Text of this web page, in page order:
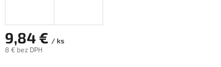
9,84 € / ks
8 € bez DPH